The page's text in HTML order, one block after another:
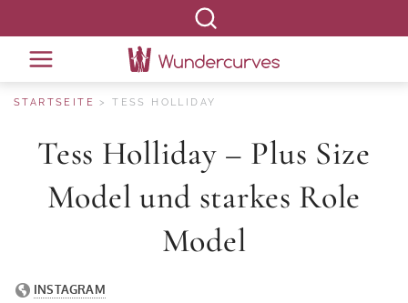
STARTSEITE TESS HOLLIDAY
Tess Holliday – Plus Size
Model und starkes Role
Model